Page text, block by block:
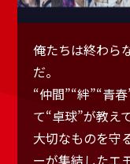
俺たちは終わら
だ。
“仲間”“絆”“青
て“卓球”が教え
大切なものを守
ーが集結したエ